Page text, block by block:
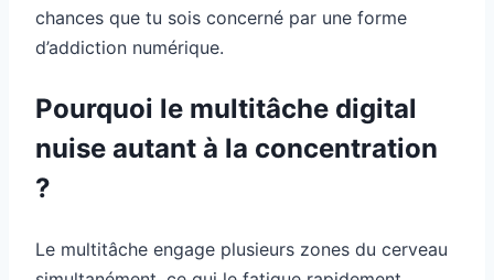
chances que tu sois concerné par une forme
d’addiction numérique.
Pourquoi le multitâche digital
nuise autant à la concentration
?
Le multitâche engage plusieurs zones du cerveau